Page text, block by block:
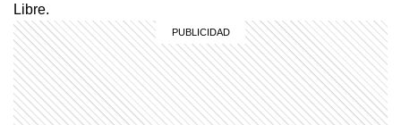
Libre.